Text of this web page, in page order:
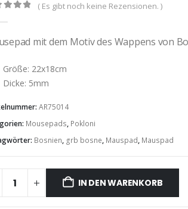
( Es gibt noch keine Rezensionen. )
mit dem Motiv des Wappens von
Größe: 22x18cm
Dicke: 5mm
AR75014
Mousepads, Pokloni
Bosnien, grb bosne, Mauspad, Mauspad
IN DEN WARENKORB